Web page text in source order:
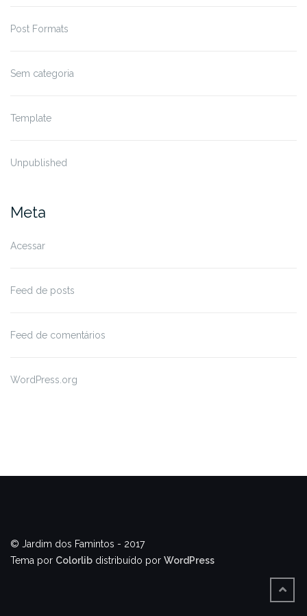
Post Formats
Sem categoria
Template
Unpublished
Meta
Acessar
Feed de posts
Feed de comentários
WordPress.org
© Jardim dos Famintos - 2017
Tema por Colorlib distribuído por WordPress